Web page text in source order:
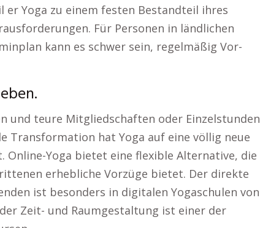
er Yoga zu einem festen Bestandteil ihres
Für Personen in ländlichen
kann es schwer sein, regelmäßig Vor-
und teure Mitgliedschaften oder Einzelstunden
Transformation hat Yoga auf eine völlig neue
Yoga bietet eine flexible Alternative, die
erhebliche Vorzüge bietet. Der direkte
ist besonders in digitalen Yogaschulen von
Zeit- und Raumgestaltung ist einer der